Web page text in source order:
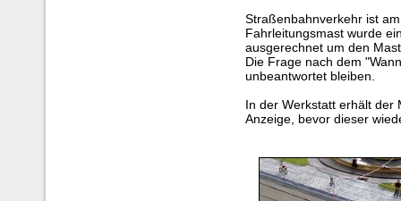
Straßenbahnverkehr ist
Fahrleitungsmast wurde
ausgerechnet um den
Die Frage nach dem
unbeantwortet bleiben.
In der Werkstatt erhält der
Anzeige, bevor dieser